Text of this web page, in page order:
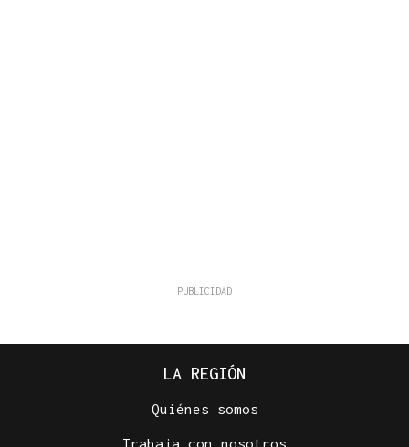
LA REGIÓN
Quiénes somos
Trabaja con nosotros